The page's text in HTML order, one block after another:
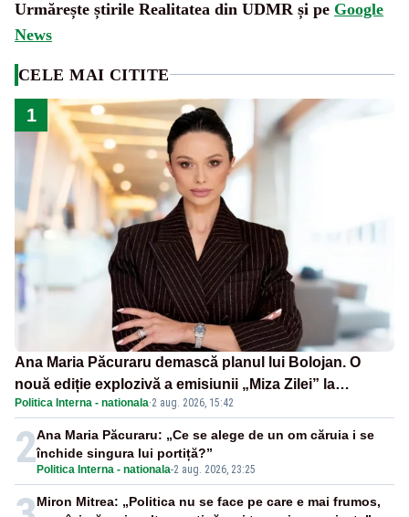
Urmărește știrile Realitatea din UDMR și pe Google
News
CELE MAI CITITE
1
Ana Maria Păcuraru demască planul lui Bolojan. O
nouă ediție explozivă a emisiunii „Miza Zilei” la
Realitatea PLUS
Politica Interna - nationala·2 aug. 2026, 15:42
2 Politica Interna - nationala-2 aug. 2026, 23:25
Ana Maria Păcuraru: „Ce se alege de un om căruia i se
închide singura lui portiță?”
Miron Mitrea: „Politica nu se face pe care e mai frumos,